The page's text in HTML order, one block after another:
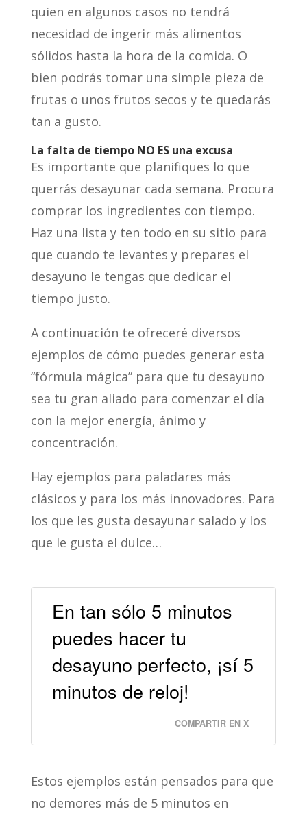
quien en algunos casos no tendrá
necesidad de ingerir más alimentos
sólidos hasta la hora de la comida. O
bien podrás tomar una simple pieza de
frutas o unos frutos secos y te quedarás
tan a gusto.
La falta de tiempo NO ES una excusa
Es importante que planifiques lo que
querrás desayunar cada semana. Procura
comprar los ingredientes con tiempo.
Haz una lista y ten todo en su sitio para
que cuando te levantes y prepares el
desayuno le tengas que dedicar el
tiempo justo.
A continuación te ofreceré diversos
ejemplos de cómo puedes generar esta
“fórmula mágica” para que tu desayuno
sea tu gran aliado para comenzar el día
con la mejor energía, ánimo y
concentración.
Hay ejemplos para paladares más
clásicos y para los más innovadores. Para
los que les gusta desayunar salado y los
que le gusta el dulce…
En tan sólo 5 minutos
puedes hacer tu
desayuno perfecto, ¡sí 5
minutos de reloj!
COMPARTIR EN X
Estos ejemplos están pensados para que
no demores más de 5 minutos en